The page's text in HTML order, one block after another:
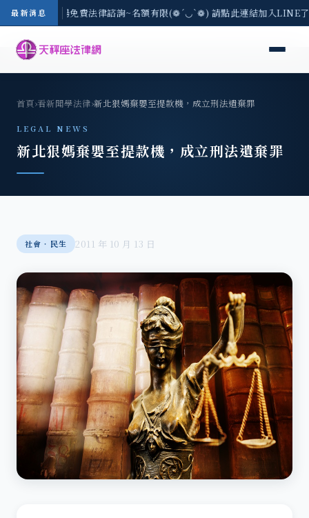
最新消息
-8/3(一) 現場免費法律諮詢~名額有限(❁´◡`❁) 請點此連結加入LINE
首頁›看新聞學法律›新北狠媽棄嬰至提款機，成立刑法遺棄罪
LEGAL NEWS
新北狠媽棄嬰至提款機，成立刑法遺棄罪
社會‧民生 2011 年 10 月 13 日